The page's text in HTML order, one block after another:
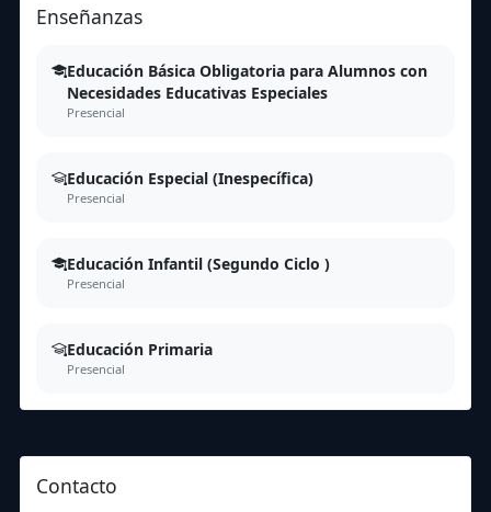
Enseñanzas
Educación Básica Obligatoria para Alumnos con
Necesidades Educativas Especiales
Presencial
Educación Especial (Inespecífica)
Presencial
Educación Infantil (Segundo Ciclo )
Presencial
Educación Primaria
Presencial
Contacto